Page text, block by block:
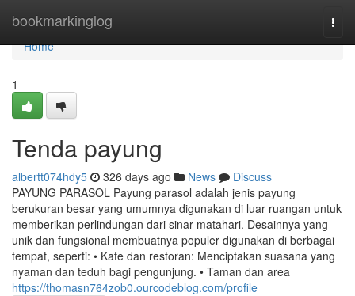
bookmarkinglog
Home
Home
1
Tenda payung
albertt074hdy5 326 days ago News
Discuss
PAYUNG PARASOL Payung parasol adalah jenis payung
berukuran besar yang umumnya digunakan di luar ruangan untuk
memberikan perlindungan dari sinar matahari. Desainnya yang
unik dan fungsional membuatnya populer digunakan di berbagai
tempat, seperti: • Kafe dan restoran: Menciptakan suasana yang
nyaman dan teduh bagi pengunjung. • Taman dan area
https://thomasn764zob0.ourcodeblog.com/profile